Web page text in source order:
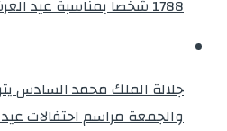
1788 شخصا بمناسبة عيد العرش المجيد
جلالة الملك محمد السادس
والجمعة مراسم احتفالات